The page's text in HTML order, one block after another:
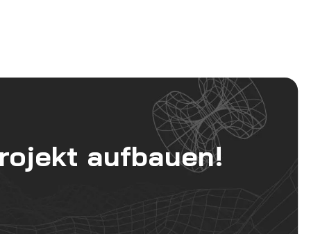
aufbauen!